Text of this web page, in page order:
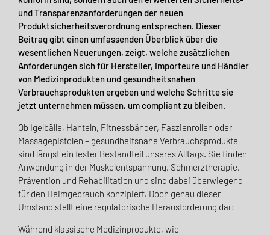
und Transparenzanforderungen der neuen
Produktsicherheitsverordnung entsprechen. Dieser
Beitrag gibt einen umfassenden Überblick über die
wesentlichen Neuerungen, zeigt, welche zusätzlichen
Anforderungen sich für Hersteller, Importeure und Händler
von Medizinprodukten und gesundheitsnahen
Verbrauchsprodukten ergeben und welche Schritte sie
jetzt unternehmen müssen, um compliant zu bleiben.
Ob Igelbälle, Hanteln, Fitnessbänder, Faszienrollen oder
Massagepistolen – gesundheitsnahe Verbrauchsprodukte
sind längst ein fester Bestandteil unseres Alltags. Sie finden
Anwendung in der Muskelentspannung, Schmerztherapie,
Prävention und Rehabilitation und sind dabei überwiegend
für den Heimgebrauch konzipiert. Doch genau dieser
Umstand stellt eine regulatorische Herausforderung dar:
Während klassische Medizinprodukte, wie